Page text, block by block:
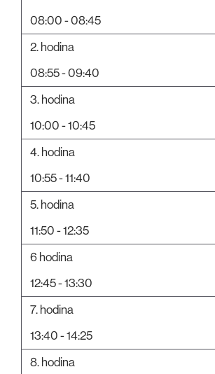
08:00 - 08:45
2. hodina
08:55 - 09:40
3. hodina
10:00 - 10:45
4. hodina
10:55 - 11:40
5. hodina
11:50 - 12:35
6 hodina
12:45 - 13:30
7. hodina
13:40 - 14:25
8. hodina